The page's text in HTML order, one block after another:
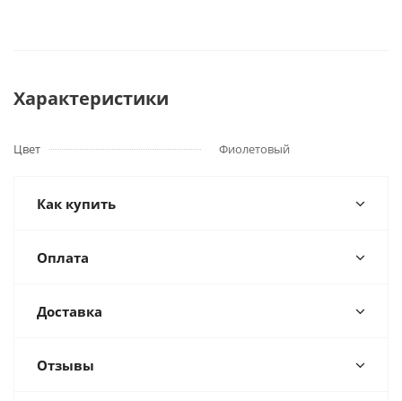
Характеристики
Цвет Фиолетовый
Как купить
Оплата
Доставка
Отзывы